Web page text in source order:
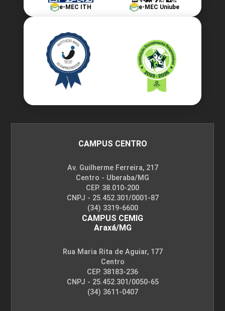
e-MEC ITH e-MEC Uniube
CAMPUS CENTRO
Av. Guilherme Ferreira, 217
Centro - Uberaba/MG
CEP. 38.010-200
CNPJ - 25.452.301/0001-87
(34) 3319-6600
CAMPUS CEMIG
Araxá/MG
Rua Maria Rita de Aguiar, 177
Centro
CEP. 38183-236
CNPJ - 25.452.301/0050-65
(34) 3611-0407